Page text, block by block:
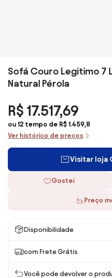
Sofá Couro Legitimo 7
Natural Pérola
R$ 17.517,69
ou 12 tempo de R$ 1.459,8
Ver histórico de preços
Visitar loja
Gostei
Preço
Disponibilidade
com Frete Grátis
Você pode devolver o